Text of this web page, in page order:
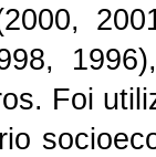
Foi